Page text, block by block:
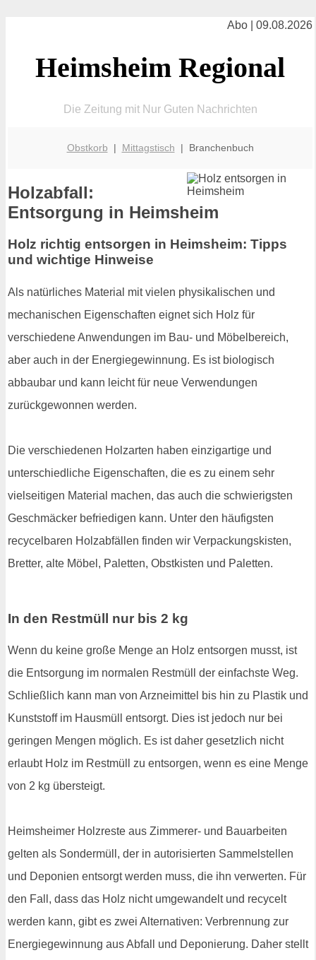
Abo | 09.08.2026
Heimsheim Regional
Die Zeitung mit Nur Guten Nachrichten
Obstkorb | Mittagstisch | Branchenbuch
Holzabfall:
Entsorgung in Heimsheim
Holz richtig entsorgen in Heimsheim: Tipps
und wichtige Hinweise
Als natürliches Material mit vielen physikalischen und
mechanischen Eigenschaften eignet sich Holz für
verschiedene Anwendungen im Bau- und Möbelbereich,
aber auch in der Energiegewinnung. Es ist biologisch
abbaubar und kann leicht für neue Verwendungen
zurückgewonnen werden.
Die verschiedenen Holzarten haben einzigartige und
unterschiedliche Eigenschaften, die es zu einem sehr
vielseitigen Material machen, das auch die schwierigsten
Geschmäcker befriedigen kann. Unter den häufigsten
recycelbaren Holzabfällen finden wir Verpackungskisten,
Bretter, alte Möbel, Paletten, Obstkisten und Paletten.
In den Restmüll nur bis 2 kg
Wenn du keine große Menge an Holz entsorgen musst, ist
die Entsorgung im normalen Restmüll der einfachste Weg.
Schließlich kann man von Arzneimittel bis hin zu Plastik und
Kunststoff im Hausmüll entsorgt. Dies ist jedoch nur bei
geringen Mengen möglich. Es ist daher gesetzlich nicht
erlaubt Holz im Restmüll zu entsorgen, wenn es eine Menge
von 2 kg übersteigt.
Heimsheimer Holzreste aus Zimmerer- und Bauarbeiten
gelten als Sondermüll, der in autorisierten Sammelstellen
und Deponien entsorgt werden muss, die ihn verwerten. Für
den Fall, dass das Holz nicht umgewandelt und recycelt
werden kann, gibt es zwei Alternativen: Verbrennung zur
Energiegewinnung aus Abfall und Deponierung. Daher stellt